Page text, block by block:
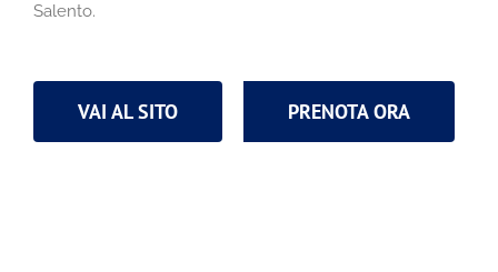
Salento.
VAI AL SITO PRENOTA ORA